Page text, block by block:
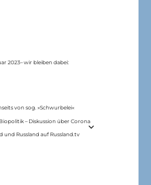
2023– wir bleiben dabei:
von sog. »Schwurbelei«
– Diskussion über Corona
Russland auf Russland.tv